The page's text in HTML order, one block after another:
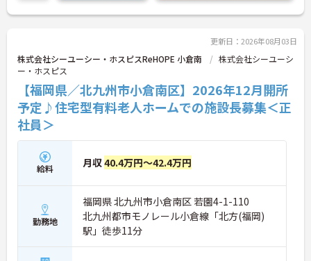
更新日：2026年08月03日
株式会社シーユーシー・ホスピスReHOPE 小倉南
株式会社シーユーシ
ー・ホスピス
【福岡県／北九州市小倉南区】2026年12月開所
予定♪住宅型有料老人ホームでの施設長募集＜正
社員＞
給料 月収40.4万円～42.4万円
勤務地
福岡県 北九州市小倉南区 若園4-1-110
北九州都市モノレール小倉線「北方(福岡)
駅」徒歩11分